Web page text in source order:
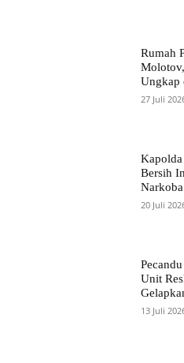
Rumah
Ungkap
27 Juli
Bersih
20 Juli
Unit
13 Juli